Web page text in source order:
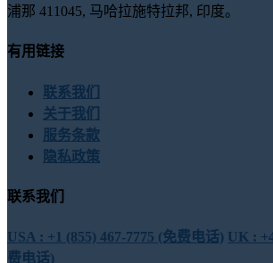
浦那 411045, 马哈拉施特拉邦, 印度。
有用链接
联系我们
关于我们
服务条款
隐私政策
联系我们
USA : +1 (855) 467-7775 (免费电话) UK :
费电话)